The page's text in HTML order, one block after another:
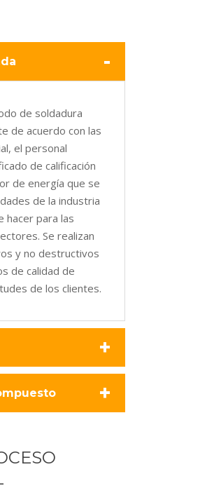
-
de soldadura
de acuerdo con las
el personal
de calificación
de energía que se
de la industria
hacer para las
Se realizan
y no destructivos
de calidad de
de los clientes.
+
+